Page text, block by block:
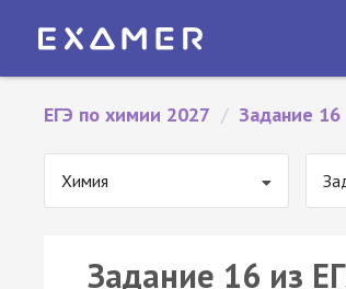
ЕГЭ по химии 2027 / Задание 16
Химия
Задание 16 из